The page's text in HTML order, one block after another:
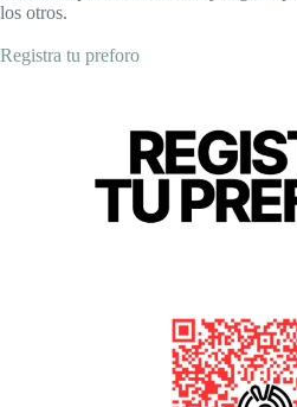
los otros.
Registra tu preforo